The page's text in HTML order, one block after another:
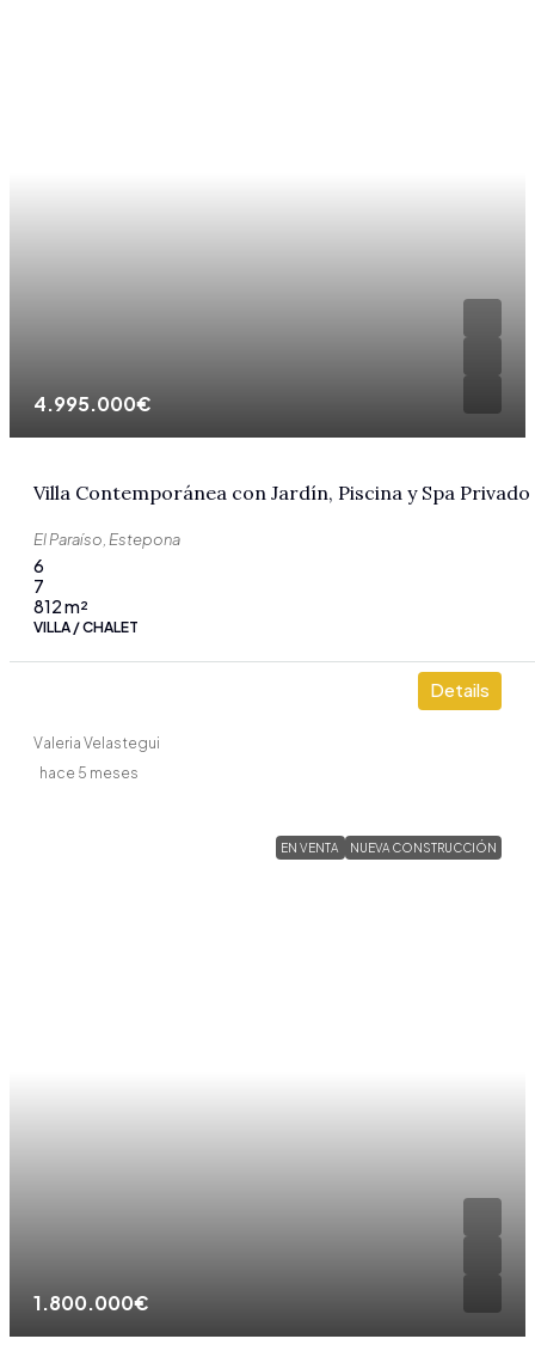
4.995.000€
Villa Contemporánea con Jardín, Piscina y Spa Privado
El Paraíso, Estepona
6
7
812m²
VILLA / CHALET
Details
Valeria Velastegui
hace 5 meses
EN VENTA NUEVA CONSTRUCCIÓN
1.800.000€